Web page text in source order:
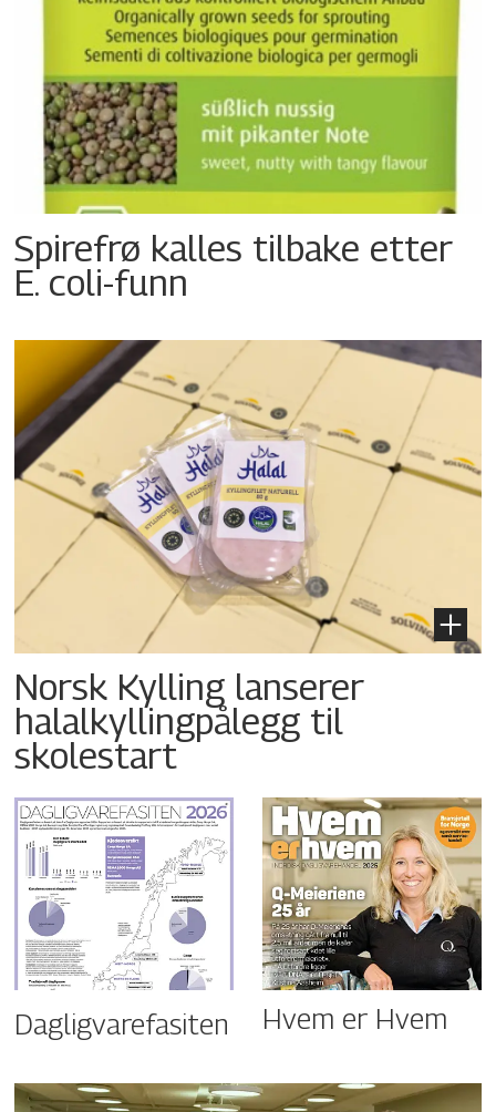
Spirefrø kalles tilbake etter
E. coli-funn
Norsk Kylling lanserer
halalkyllingpålegg til
skolestart
Dagligvarefasiten Hvem er Hvem